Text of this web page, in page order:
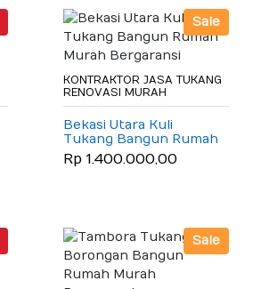
Sale
KONTRAKTOR JASA TUKANG
RENOVASI MURAH
Bekasi Utara Kuli
Tukang Bangun Rumah
Murah Bergaransi
Rp 1.400.000,00
Sale